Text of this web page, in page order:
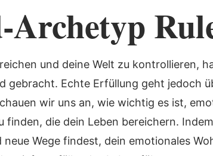
Archetyp
und deine Welt zu kontrollieren,
gebracht. Echte Erfüllung geht jedoch
wir uns an, wie wichtig es ist,
finden, die dein Leben bereichern.
Wege findest, dein emotionales